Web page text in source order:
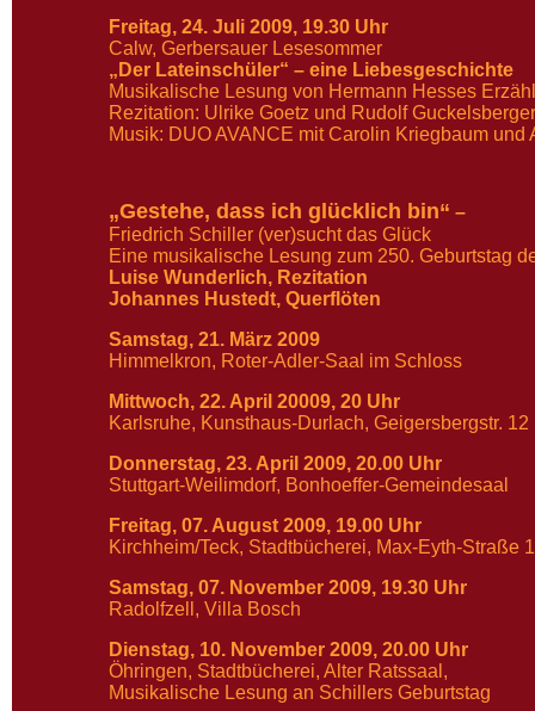
Freitag, 24. Juli 2009, 19.30 Uhr
Calw, Gerbersauer Lesesommer
„Der Lateinschüler“ – eine Liebesgeschichte
Musikalische Lesung von Hermann Hesses
Rezitation: Ulrike Goetz und Rudolf Guckelsberger
Musik: DUO AVANCE mit Carolin Kriegbaum und
„Gestehe, dass ich glücklich bin“ –
Friedrich Schiller (ver)sucht das Glück
Eine musikalische Lesung zum 250. Geburtstag
Luise Wunderlich, Rezitation
Johannes Hustedt, Querflöten
Samstag, 21. März 2009
Himmelkron, Roter-Adler-Saal im Schloss
Mittwoch, 22. April 20009, 20 Uhr
Karlsruhe, Kunsthaus-Durlach, Geigersbergstr. 12
Donnerstag, 23. April 2009, 20.00 Uhr
Stuttgart-Weilimdorf, Bonhoeffer-Gemeindesaal
Freitag, 07. August 2009, 19.00 Uhr
Kirchheim/Teck, Stadtbücherei, Max-Eyth-Straße
Samstag, 07. November 2009, 19.30 Uhr
Radolfzell, Villa Bosch
Dienstag, 10. November 2009, 20.00 Uhr
Öhringen, Stadtbücherei, Alter Ratssaal,
Musikalische Lesung an Schillers Geburtstag